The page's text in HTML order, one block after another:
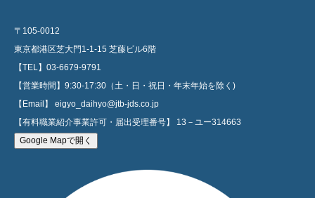
〒105-0012
東京都港区芝大門1-1-15 芝藤ビル6階
【TEL】03-6679-9791
【営業時間】9:30-17:30（土・日・祝日・年末年始を除く)
【Email】 eigyo_daihyo@jtb-jds.co.jp
【有料職業紹介事業許可・届出受理番号】 13－ユー314663
Google Mapで開く